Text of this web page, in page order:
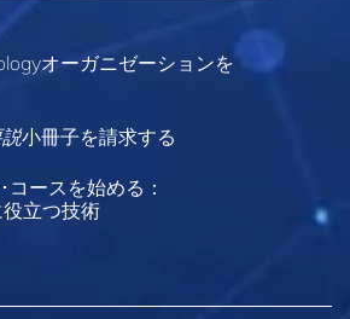
オーガニゼーションを
小冊子を請求する
ースを始める：
立つ技術